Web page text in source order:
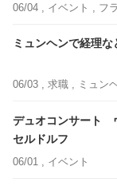
06/04 , イベント , フ
ミュンヘンで経理
06/03 , 求職 , ミュン
デュオコンサート
セルドルフ
06/01 , イベント